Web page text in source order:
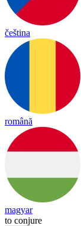
čeština
română
magyar
to conjure